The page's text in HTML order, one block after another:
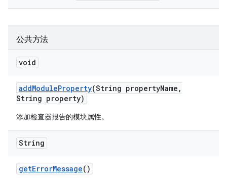
公共方法
void
addModuleProperty(String propertyName ,
String property)
添加检查器报告的模块属性。
String
getErrorMessage()